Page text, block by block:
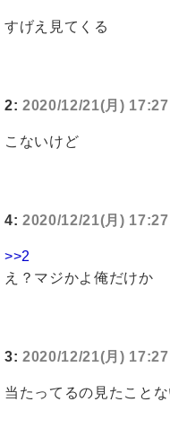
すげえ見てくる
2: 2020/12/21(月)
こないけど
4: 2020/12/21(月)
>>2
え？マジかよ俺だけか
3: 2020/12/21(月)
当たってるの見たことな